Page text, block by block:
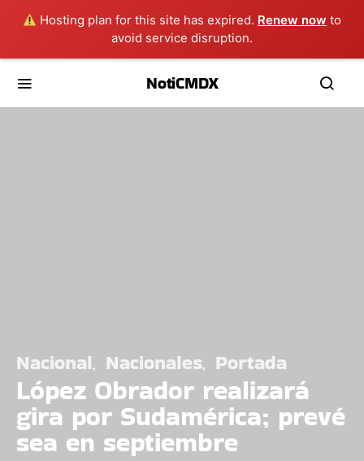
Hosting plan for this site has expired. Renew now to
avoid service disruption.
NotiCMDX
Nacional Nacionales Portada
López Obrador realizará
gira por Sudamérica; prevé
sea en septiembre